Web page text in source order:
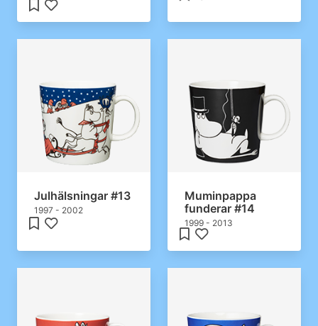
Julhälsningar #13
1997 - 2002
Muminpappa
funderar #14
1999 - 2013